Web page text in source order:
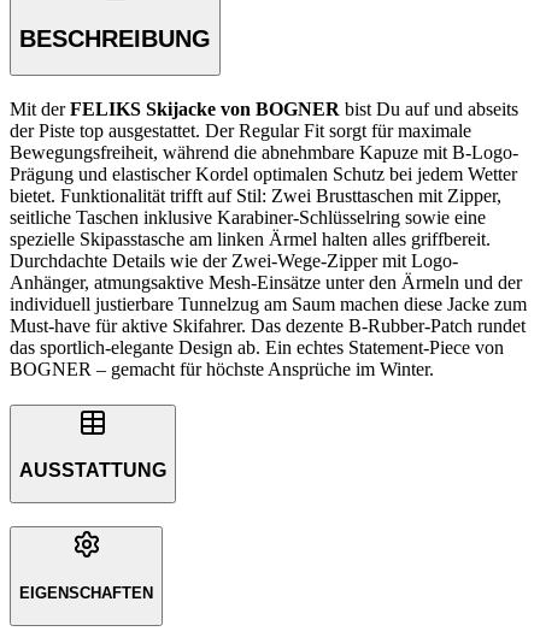
BESCHREIBUNG
Mit derFELIKS Skijacke von BOGNER bist Du auf und abseits
der Piste top ausgestattet. Der Regular Fit sorgt für maximale
Bewegungsfreiheit, während die abnehmbare Kapuze mit B-Logo-
Prägung und elastischer Kordel optimalen Schutz bei jedem Wetter
bietet. Funktionalität trifft auf Stil: Zwei Brusttaschen mit Zipper,
seitliche Taschen inklusive Karabiner-Schlüsselring sowie eine
spezielle Skipasstasche am linken Ärmel halten alles griffbereit.
Durchdachte Details wie der Zwei-Wege-Zipper mit Logo-
Anhänger, atmungsaktive Mesh-Einsätze unter den Ärmeln und der
individuell justierbare Tunnelzug am Saum machen diese Jacke zum
Must-have für aktive Skifahrer. Das dezente B-Rubber-Patch rundet
das sportlich-elegante Design ab. Ein echtes Statement-Piece von
BOGNER – gemacht für höchste Ansprüche im Winter.
AUSSTATTUNG
EIGENSCHAFTEN